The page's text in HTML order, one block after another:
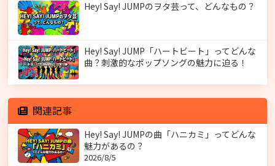
Hey! Say! JUMPのヲタ芸って、どんなもの？
Hey! Say! JUMP「ハートビート」ってどんな
曲？刺激的なポップソングの魅力に迫る！
関連記事
Hey! Say! JUMPの曲「ハニカミ」ってどんな
魅力があるの？
2026/8/5